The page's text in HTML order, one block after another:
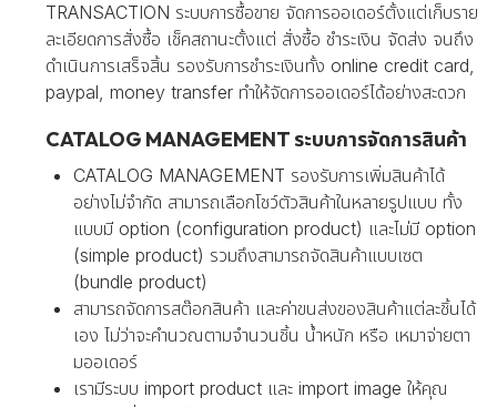
TRANSACTION ระบบการซื้อขาย จัดการออเดอร์ตั้งแต่เก็บราย
ละเอียดการสั่งซื้อ เช็คสถานะตั้งแต่ สั่งซื้อ ชำระเงิน จัดส่ง จนถึง
ดำเนินการเสร็จสิ้น รองรับการชำระเงินทั้ง online credit card,
paypal, money transfer ทำให้จัดการออเดอร์ได้อย่างสะดวก
CATALOG MANAGEMENT ระบบการจัดการสินค้า
CATALOG MANAGEMENT รองรับการเพิ่มสินค้าได้
อย่างไม่จำกัด สามารถเลือกโชว์ตัวสินค้าในหลายรูปแบบ ทั้ง
แบบมี option (configuration product) และไม่มี option
(simple product) รวมถึงสามารถจัดสินค้าแบบเซต
(bundle product)
สามารถจัดการสต๊อกสินค้า และค่าขนส่งของสินค้าแต่ละชิ้นได้
เอง ไม่ว่าจะคำนวณตามจำนวนชิ้น น้ำหนัก หรือ เหมาจ่ายตา
มออเดอร์
เรามีระบบ import product และ import image ให้คุณ